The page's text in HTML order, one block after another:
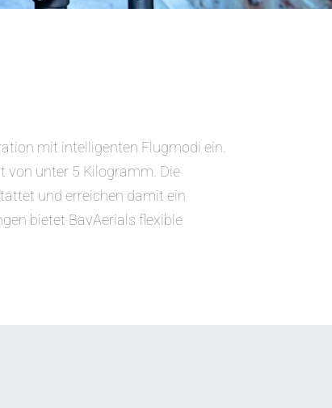
mit intelligenten Flugmodi ein.
von unter 5 Kilogramm. Die
und erreichen damit ein
bietet BavAerials flexible